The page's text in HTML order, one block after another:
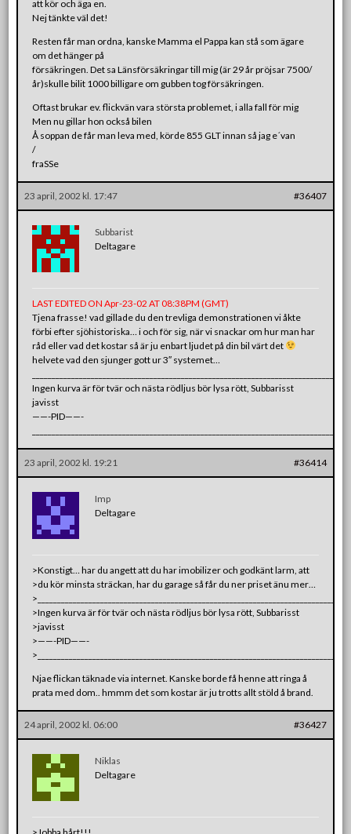
att kör och äga en.
Nej tänkte väl det!
Resten får man ordna, kanske Mamma el Pappa kan stå som ägare
om det hänger på
försäkringen. Det sa Länsförsäkringar till mig (är 29 år pröjsar 7500/
år)skulle bilit 1000 billigare om gubben tog försäkringen.
Oftast brukar ev. flickvän vara största problemet, i alla fall för mig
Men nu gillar hon också bilen
Å soppan de får man leva med, körde 855 GLT innan så jag e´van
/
fraSSe
23 april, 2002 kl. 17:47 #36407
Subbarist
Deltagare
LAST EDITED ON Apr-23-02 AT 08:38PM (GMT)
Tjena frasse! vad gillade du den trevliga demonstrationen vi åkte
förbi efter sjöhistoriska… i och för sig, när vi snackar om hur man har
råd eller vad det kostar så är ju enbart ljudet på din bil värt det
helvete vad den sjunger gott ur 3″ systemet…
Ingen kurva är för tvär och nästa rödljus bör lysa rött, Subbarisst
javisst
——-PID——-
23 april, 2002 kl. 19:21 #36414
Imp
Deltagare
>Konstigt… har du angett att du har imobilizer och godkänt larm, att
>du kör minsta sträckan, har du garage så får du ner priset änu mer…
>________________________________________________________________________________
>Ingen kurva är för tvär och nästa rödljus bör lysa rött, Subbarisst
>javisst
>——-PID——-
>________________________________________________________________________________
Njae flickan täknade via internet. Kanske borde få henne att ringa å
prata med dom.. hmmm det som kostar är ju trotts allt stöld å brand.
24 april, 2002 kl. 06:00 #36427
Niklas
Deltagare